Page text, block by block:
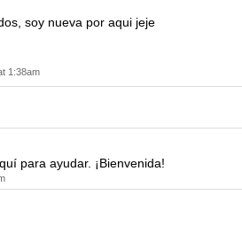
soy nueva por aqui jeje
1:38am
para ayudar. ¡Bienvenida!